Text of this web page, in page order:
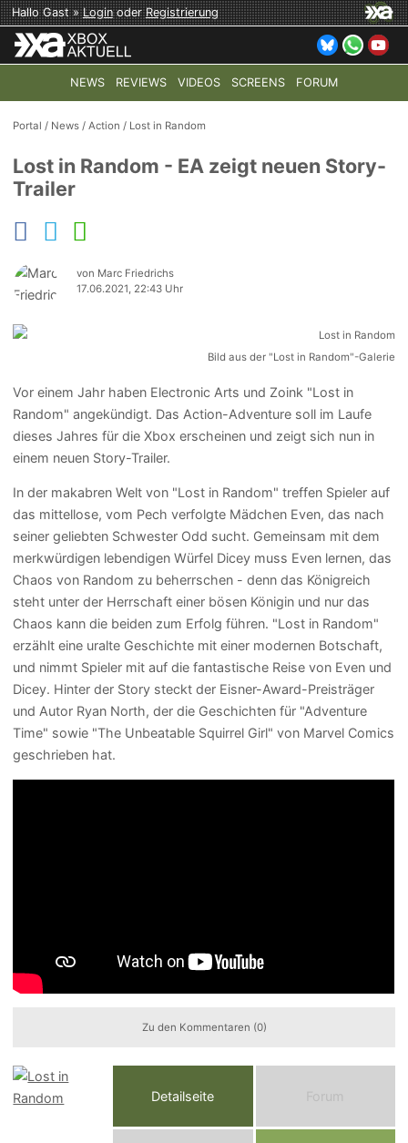
Hallo Gast »LoginoderRegistrierung
NEWS REVIEWS VIDEOS SCREENS FORUM
TOP-THEMEN: COD: MODERN WARFARE 4 HALO:
Portal / News /Action / Lost in Random
Lost in Random - EA zeigt neuen Story-
Trailer
von Marc Friedrichs
17.06.2021, 22:43 Uhr
Bild aus der "Lost in Random"-Galerie
Vor einem Jahr haben Electronic Arts und Zoink "Lost in
Random" angekündigt. Das Action-Adventure soll im Laufe
dieses Jahres für die Xbox erscheinen und zeigt sich nun in
einem neuen Story-Trailer.
In der makabren Welt von "Lost in Random" treffen Spieler auf
das mittellose, vom Pech verfolgte Mädchen Even, das nach
seiner geliebten Schwester Odd sucht. Gemeinsam mit dem
merkwürdigen lebendigen Würfel Dicey muss Even lernen, das
Chaos von Random zu beherrschen - denn das Königreich
steht unter der Herrschaft einer bösen Königin und nur das
Chaos kann die beiden zum Erfolg führen. "Lost in Random"
erzählt eine uralte Geschichte mit einer modernen Botschaft,
und nimmt Spieler mit auf die fantastische Reise von Even und
Dicey. Hinter der Story steckt der Eisner-Award-Preisträger
und Autor Ryan North, der die Geschichten für "Adventure
Time" sowie "The Unbeatable Squirrel Girl" von Marvel Comics
geschrieben hat.
Zu den Kommentaren (0)
Detailseite Forum